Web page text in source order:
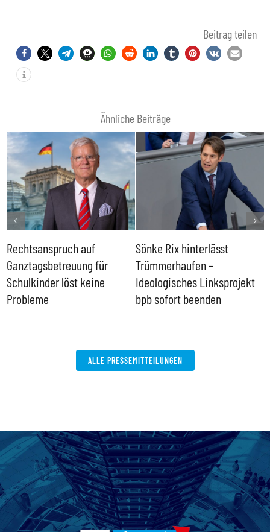
Beitrag teilen
Ähnliche Beiträge
Rechtsanspruch auf
Ganztagsbetreuung für
Schulkinder löst keine
Probleme
Sönke Rix hinterlässt
Trümmerhaufen –
Ideologisches Linksprojekt
bpb sofort beenden
ALLE PRESSEMITTEILUNGEN